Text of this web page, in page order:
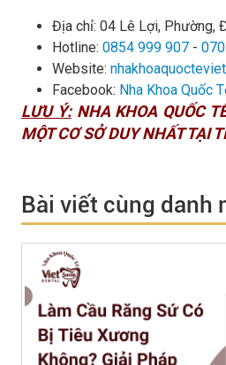
Địa chỉ: 04 Lê Lợi, Phường,
Hotline: 0854 999 907 -
Website:
Facebook: Nha Khoa Quốc
LƯU Ý:NHA KHOA QUỐC
MỘT CƠ SỞ DUY NHẤT TẠI
Bài viết cùng danh